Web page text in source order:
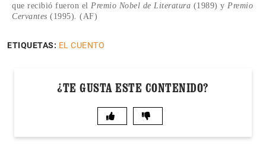
que recibió fueron el Premio Nobel de Literatura (1989) y Premio
Cervantes (1995) (AF)
ETIQUETAS: EL CUENTO
¿TE GUSTA ESTE CONTENIDO?